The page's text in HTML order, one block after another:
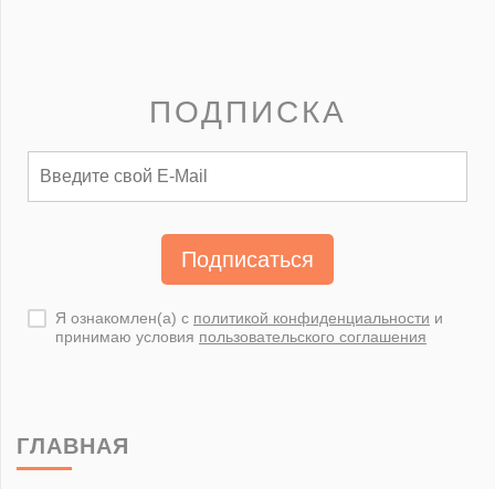
ПОДПИСКА
Подписаться
Я ознакомлен(а) с политикой конфиденциальности и
принимаю условия пользовательского соглашения
ГЛАВНАЯ